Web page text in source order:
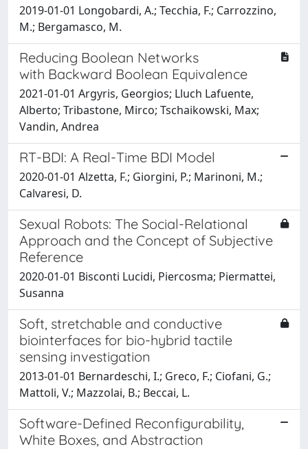
2019-01-01 Longobardi, A.; Tecchia, F.; Carrozzino,
M.; Bergamasco, M.
Reducing Boolean Networks
with Backward Boolean Equivalence
2021-01-01 Argyris, Georgios; Lluch Lafuente,
Alberto; Tribastone, Mirco; Tschaikowski, Max;
Vandin, Andrea
RT-BDI: A Real-Time BDI Model
2020-01-01 Alzetta, F.; Giorgini, P.; Marinoni, M.;
Calvaresi, D.
Sexual Robots: The Social-Relational
Approach and the Concept of Subjective
Reference
2020-01-01 Bisconti Lucidi, Piercosma; Piermattei,
Susanna
Soft, stretchable and conductive
biointerfaces for bio-hybrid tactile
sensing investigation
2013-01-01 Bernardeschi, I.; Greco, F.; Ciofani, G.;
Mattoli, V.; Mazzolai, B.; Beccai, L.
Software-Defined Reconfigurability,
White Boxes, and Abstraction